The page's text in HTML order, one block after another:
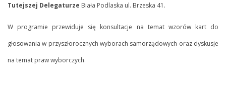
Tutejszej Delegaturze Biała Podlaska ul. Brzeska 41.
W programie przewiduje się konsultacje na temat wzorów kart do
głosowania w przyszłorocznych wyborach samorządowych oraz dyskusje
na temat praw wyborczych.